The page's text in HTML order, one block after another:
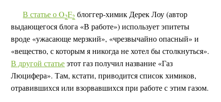
В статье о O2F2 блоггер-химик Дерек Лоу (автор
выдающегося блога «В работе») использует эпитеты
вроде «ужасающе мерзкий», «чрезвычайно опасный» и
«вещество, с которым я никогда не хотел бы столкнуться».
В другой статьеэтот газ получил название «Газ
Люцифера». Там, кстати, приводится список химиков,
отравившихся или взорвавшихся при работе с этим газом.